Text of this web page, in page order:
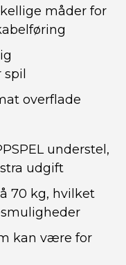
måder for
overflade
understel,
udgift
70 kg, hvilket
kan være for